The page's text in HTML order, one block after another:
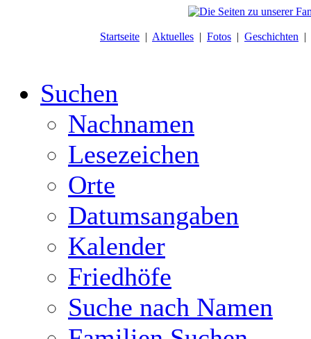
Startseite | Aktuelles | Fotos | Geschichten |
Suchen
Nachnamen
Lesezeichen
Orte
Datumsangaben
Kalender
Friedhöfe
Suche nach Namen